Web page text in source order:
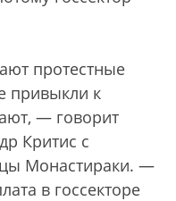
протестные
привыкли к
— говорит
Критис с
Монастираки. —
в госсекторе